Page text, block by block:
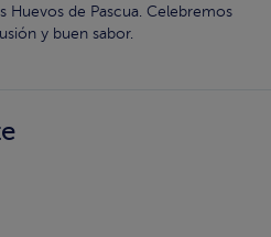
Huevos de Pascua. Celebremos
y buen sabor.